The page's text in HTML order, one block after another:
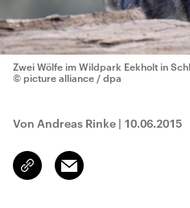
Zwei Wölfe im Wildpark Eekholt in
© picture alliance / dpa
Von Andreas Rinke | 10.06.2015
Link
kopieren/teilen
Email